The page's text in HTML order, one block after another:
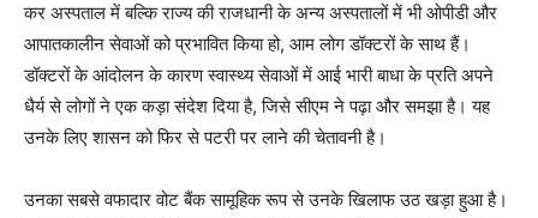
कर अस्पताल में बल्कि राज्य की राजधानी के अन्य अस्पतालों में भी ओपीडी और
आपातकालीन सेवाओं को प्रभावित किया हो, आम लोग डॉक्टरों के साथ हैं।
डॉक्टरों के आंदोलन के कारण स्वास्थ्य सेवाओं में आई भारी बाधा के प्रति अपने
धैर्य से लोगों ने एक कड़ा संदेश दिया है, जिसे सीएम ने पढ़ा और समझा है। यह
उनके लिए शासन को फिर से पटरी पर लाने की चेतावनी है।
उनका सबसे वफादार वोट बैंक सामूहिक रूप से उनके खिलाफ उठ खड़ा हुआ है।